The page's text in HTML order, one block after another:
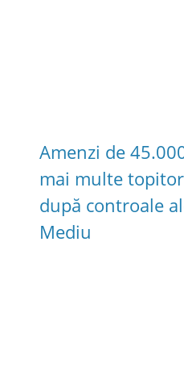
Amenzi de
mai multe
după controale
Mediu